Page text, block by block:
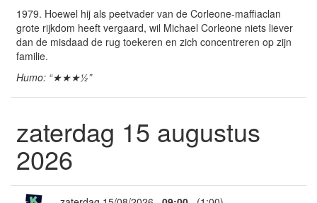
1979. Hoewel hij als peetvader van de Corleone-maffiaclan
grote rijkdom heeft vergaard, wil Michael Corleone niets liever
dan de misdaad de rug toekeren en zich concentreren op zijn
familie.
Humo: “★★★½”
zaterdag 15 augustus
2026